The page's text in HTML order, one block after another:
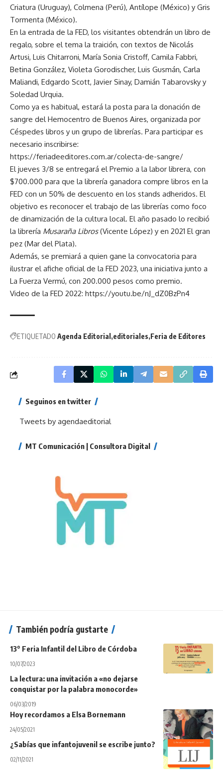
Criatura (Uruguay), Colmena (Perú), Antílope (México) y Gris
Tormenta (México).
En la entrada de la FED, los visitantes obtendrán un libro de
regalo, sobre el tema la traición, con textos de Nicolás
Artusi, Luis Chitarroni, María Sonia Cristoff, Camila Fabbri,
Betina González, Violeta Gorodischer, Luis Gusmán, Carla
Maliandi, Edgardo Scott, Javier Sinay, Damián Tabarovsky y
Soledad Urquia.
Como ya es habitual, estará la posta para la donación de
sangre del Hemocentro de Buenos Aires, organizada por
Céspedes libros y un grupo de librerías. Para participar es
necesario inscribirse:
https://feriadeeditores.com.ar/colecta-de-sangre/
El jueves 3/8 se entregará el Premio a la labor librera, con
$700.000 para que la librería ganadora compre libros en la
FED con un 50% de descuento en los stands adheridos. El
objetivo es reconocer el trabajo de las librerías como foco
de dinamización de la cultura local. El año pasado lo recibió
la librería Musaraña Libros(Vicente López) y en 2021 El gran
pez (Mar del Plata).
Además, se premiará a quien gane la convocatoria para
ilustrar el afiche oficial de la FED 2023, una iniciativa junto a
La Fuerza Vermú, con 200.000 pesos como premio.
Video de la FED 2022: https://youtu.be/nJ_dZ0BzPn4
ETIQUETADO Agenda Editorial editoriales Feria de Editores
Seguinos en twitter
Tweets by agendaeditorial
MT Comunicación | Consultora Digital
También podría gustarte
13° Feria Infantil del Libro de Córdoba
10/07/2023
La lectura: una invitación a «no dejarse
conquistar por la palabra monocorde»
06/03/2019
Hoy recordamos a Elsa Bornemann
24/05/2021
¿Sabías que infantojuvenil se escribe junto?
02/11/2021